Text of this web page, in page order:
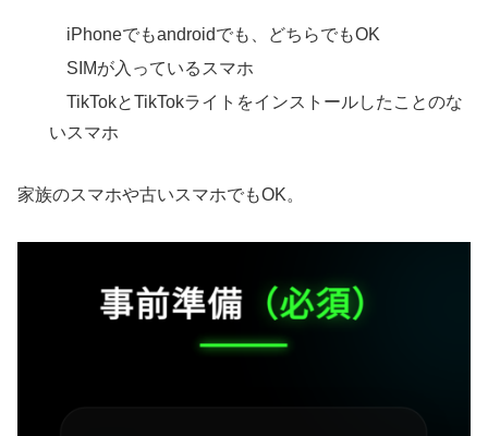
iPhoneでもandroidでも、どちらでもOK
SIMが入っているスマホ
TikTokとTikTokライトをインストールしたことのな
いスマホ
家族のスマホや古いスマホでもOK。